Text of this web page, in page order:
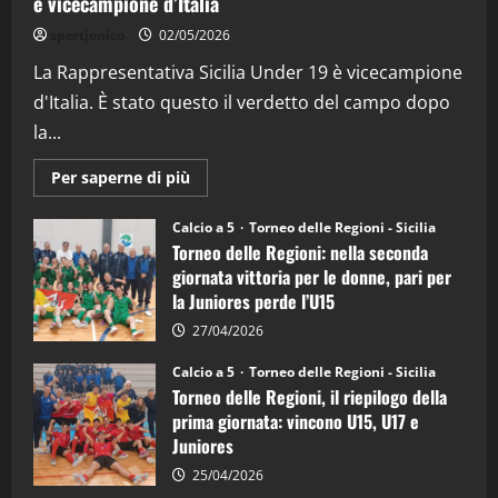
“SportEmpire” in Podcast: 26^ Puntata
08/04/2026
02/05/2026
La Rappresentativa Sicilia Under 19 è vicecampione
d'Italia. È stato questo il verdetto del campo dopo
la...
Per saperne di più
informazioni
Torneo
delle
Regioni
di
calcio
a
5:
la
Juniores
è
vicecampione
d’Italia
Calcio a 5 Torneo delle Regioni - Sicilia
Torneo delle Regioni: nella seconda
giornata vittoria per le donne, pari per
la Juniores perde l’U15
27/04/2026
Calcio a 5 Torneo delle Regioni - Sicilia
Torneo delle Regioni, il riepilogo della
prima giornata: vincono U15, U17 e
Juniores
25/04/2026